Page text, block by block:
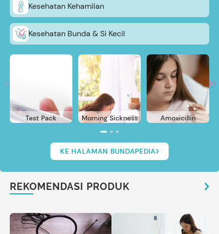
Kesehatan Kehamilan
Kesehatan Bunda & Si Kecil
Test Pack Morning Sickness Amoxicillin
KE HALAMAN BUNDAPEDIA
REKOMENDASI PRODUK